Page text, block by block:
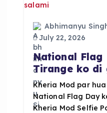
k
Abhimanyu
July 22, 2026
National Flag
Tirange ko di
Kheria Mod par
National Flag Day
Kheria Mod Selfie